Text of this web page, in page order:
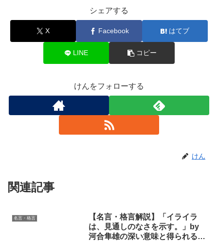
シェアする
X Facebook はてブ
LINE コピー
けんをフォローする
けん
関連記事
名言・格言
【名言・格言解説】「イライラ
は、見通しのなさを示す。」by
河合隼雄の深い意味と得られる教